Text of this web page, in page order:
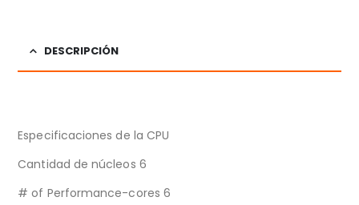
DESCRIPCIÓN
Especificaciones de la CPU
Cantidad de núcleos 6
# of Performance-cores 6